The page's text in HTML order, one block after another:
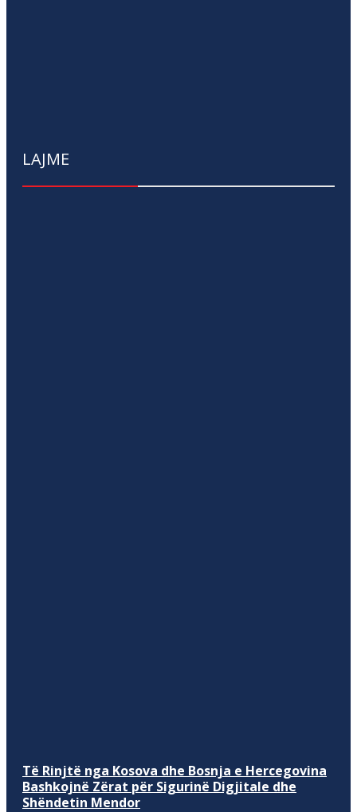
LAJME
Të Rinjtë nga Kosova dhe Bosnja e Hercegovina
Bashkojnë Zërat për Sigurinë Digjitale dhe
Shëndetin Mendor